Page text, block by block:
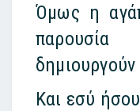
Όμως η
Και εσύ